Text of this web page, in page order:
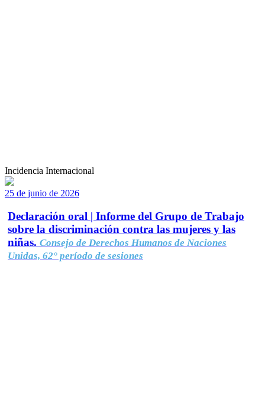
Incidencia Internacional
25 de junio de 2026
Declaración oral | Informe del Grupo de Trabajo
sobre la discriminación contra las mujeres y las
niñas. Consejo de Derechos Humanos de Naciones
Unidas, 62° período de sesiones